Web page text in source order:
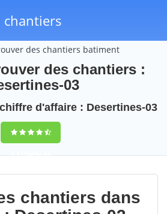
chantiers
des chantiers batiment
des chantiers :
03
d'affaire : Desertines-03
9,5(100%)43
votes
chantiers dans